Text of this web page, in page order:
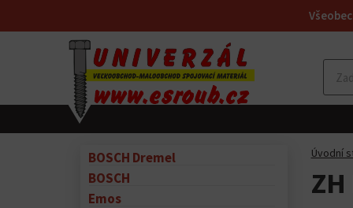
BOSCH Dremel
BOSCH
Emos
Úvodní